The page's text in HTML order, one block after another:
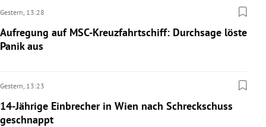
Gestern, 13:28
Aufregung auf MSC-Kreuzfahrtschiff: Durchsage löste
Panik aus
Gestern, 13:23
14-Jährige Einbrecher in Wien nach Schreckschuss
geschnappt